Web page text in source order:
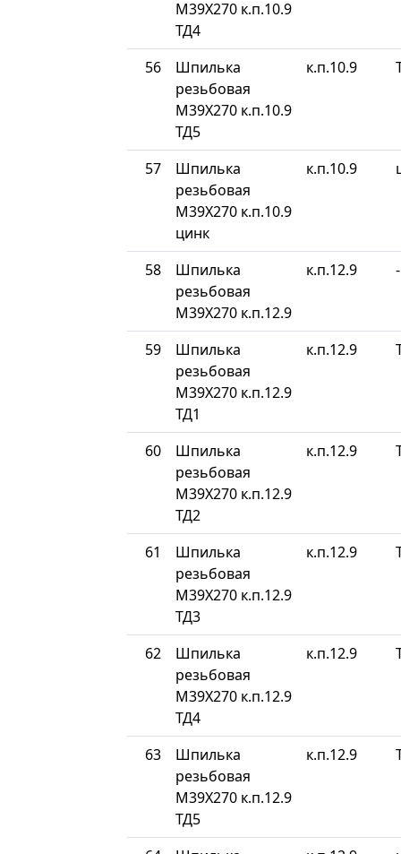
М39Х270 к.п.10.9
ТД4
56
Шпилька
резьбовая
М39Х270 к.п.10.9
ТД5
к.п.10.9
57
Шпилька
резьбовая
М39Х270 к.п.10.9
цинк
к.п.10.9
58
Шпилька
резьбовая
М39Х270 к.п.12.9
к.п.12.9 -
59
Шпилька
резьбовая
М39Х270 к.п.12.9
ТД1
к.п.12.9
60
Шпилька
резьбовая
М39Х270 к.п.12.9
ТД2
к.п.12.9
61
Шпилька
резьбовая
М39Х270 к.п.12.9
ТД3
к.п.12.9
62
Шпилька
резьбовая
М39Х270 к.п.12.9
ТД4
к.п.12.9
63
Шпилька
резьбовая
М39Х270 к.п.12.9
ТД5
к.п.12.9